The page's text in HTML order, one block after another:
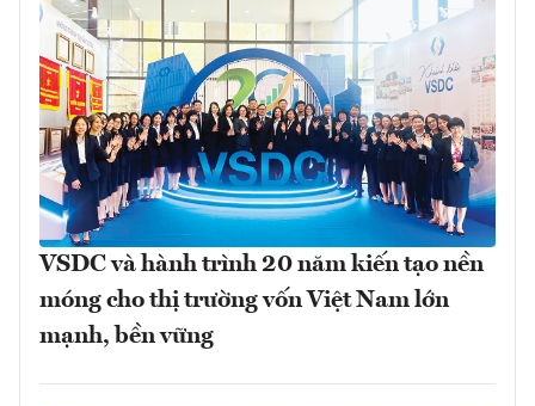
VSDC và hành trình 20 năm kiến tạo nền
móng cho thị trường vốn Việt Nam lớn
mạnh, bền vững